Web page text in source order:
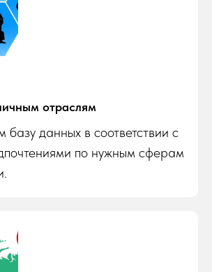
отраслям
данных в соответствии с
по нужным сферам